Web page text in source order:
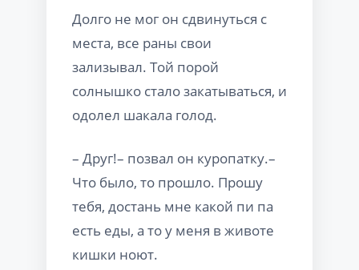
Долго не мог он сдвинуться с
места, все раны свои
зализывал. Той порой
солнышко стало закатываться, и
одолел шакала голод.
– Друг!– позвал он куропатку.–
Что было, то прошло. Прошу
тебя, достань мне какой пи па
есть еды, а то у меня в животе
кишки ноют.